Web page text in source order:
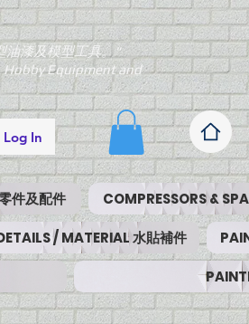
油漆及模型工具。"
Hobby Equipment and
Log In
件及配件 COMPRESSORS &
/ MATERIAL 水貼補件